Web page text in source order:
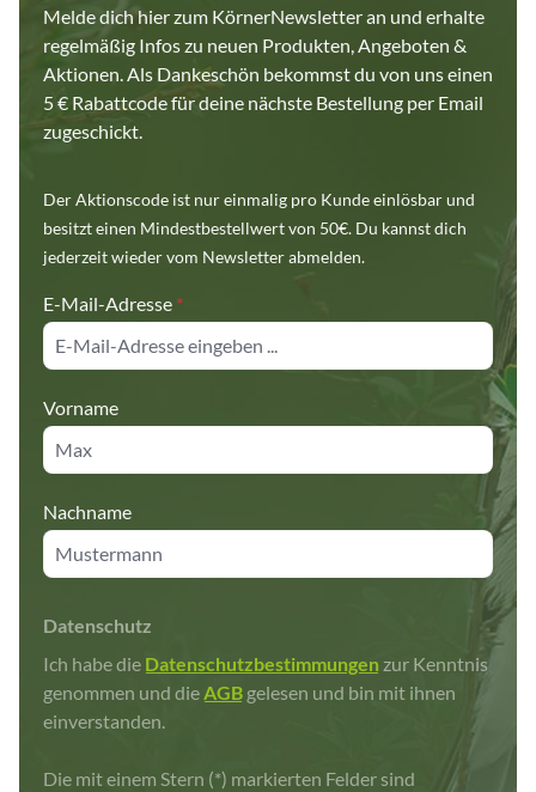
Melde dich hier zum KörnerNewsletter an und erhalte
regelmäßig Infos zu neuen Produkten, Angeboten &
Aktionen. Als Dankeschön bekommst du von uns einen
5 € Rabattcode für deine nächste Bestellung per Email
zugeschickt.
Der Aktionscode ist nur einmalig pro Kunde einlösbar und
besitzt einen Mindestbestellwert von 50€. Du kannst dich
jederzeit wieder vom Newsletter abmelden.
E-Mail-Adresse *
Vorname
Nachname
Datenschutz
Ich habe die Datenschutzbestimmungen zur Kenntnis
genommen und dieAGB gelesen und bin mit ihnen
einverstanden.
Die mit einem Stern (*) markierten Felder sind